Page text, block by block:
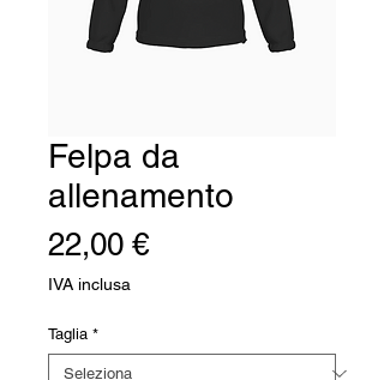
Felpa da
allenamento
22,00 €Prezzo
IVA inclusa
Taglia *